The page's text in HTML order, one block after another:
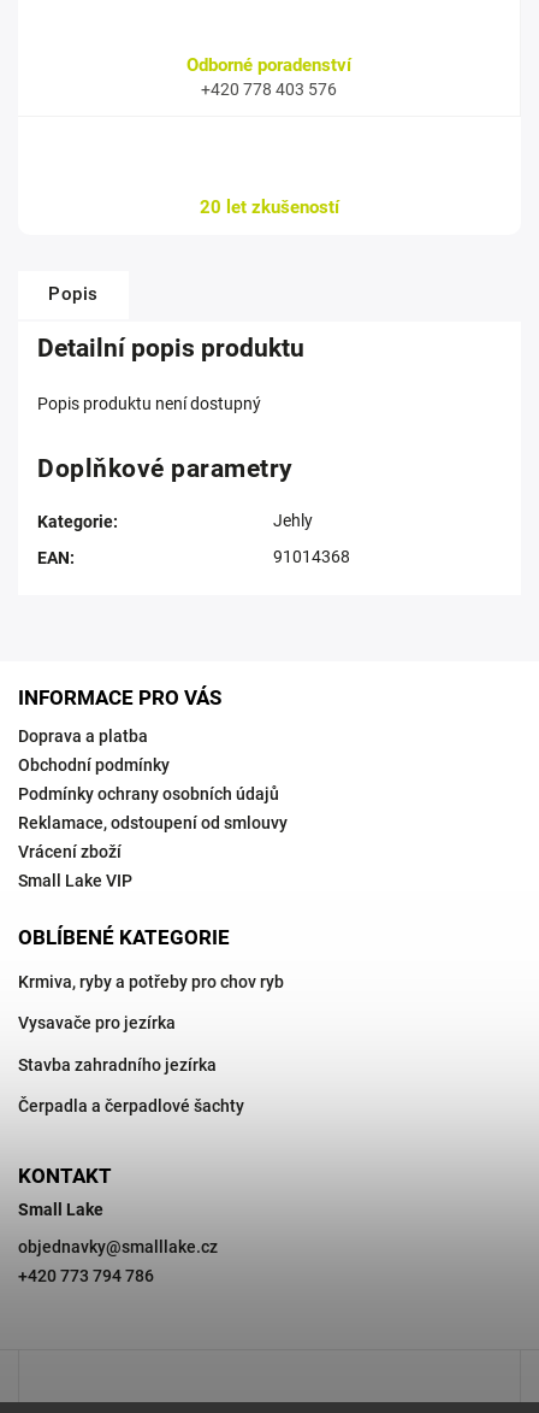
Odborné poradenství
+420 778 403 576
20 let zkušeností
Popis
Detailní popis produktu
Popis produktu není dostupný
Doplňkové parametry
Kategorie:
Jehly
EAN: 91014368
INFORMACE PRO VÁS
Doprava a platba
Obchodní podmínky
Podmínky ochrany osobních údajů
Reklamace, odstoupení od smlouvy
Vrácení zboží
Small Lake VIP
OBLÍBENÉ KATEGORIE
Krmiva, ryby a potřeby pro chov ryb
Vysavače pro jezírka
Stavba zahradního jezírka
Čerpadla a čerpadlové šachty
KONTAKT
Small Lake
objednavky@smalllake.cz
+420 773 794 786